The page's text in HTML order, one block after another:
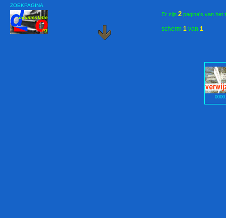
ZOEKPAGINA
Er zijn 2 pagina's van het
scherm 1 van 1